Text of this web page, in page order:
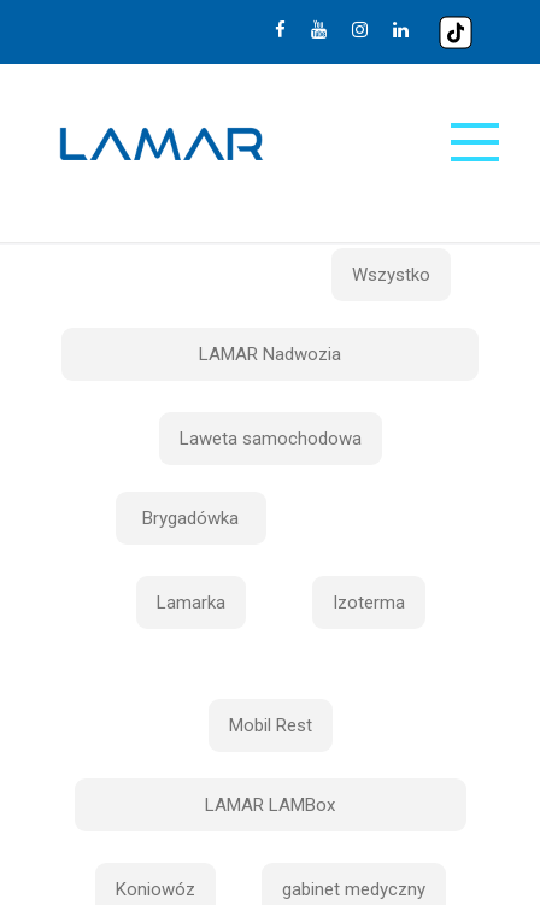
Wszystko
LAMAR Nadwozia
Laweta samochodowa
Brygadówka
Lamarka Izoterma
Mobil Rest
LAMAR LAMBox
Koniowóz gabinet medyczny